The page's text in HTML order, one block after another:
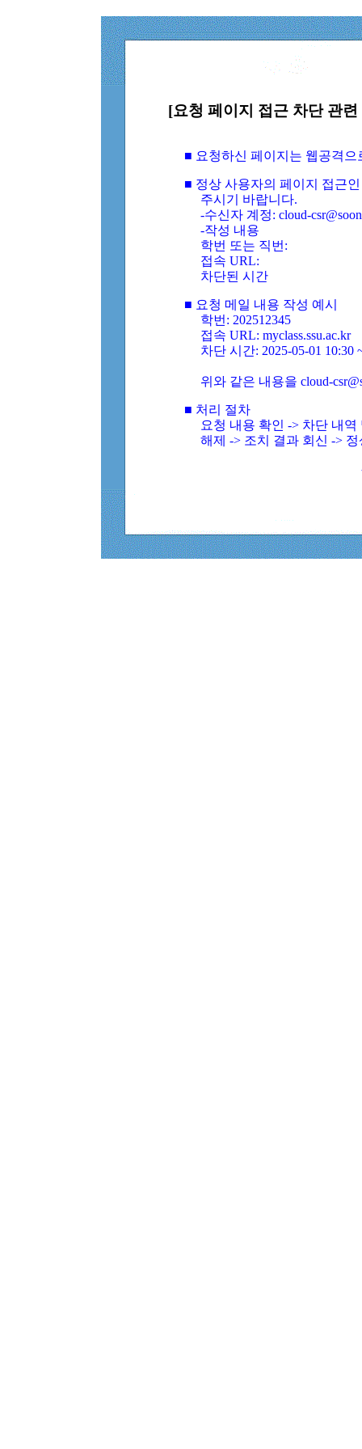
[요청 페이지 접근 차단 관
■ 요청하신 페이지는 웹공격
■ 정상 사용자의 페이지 접근
주시기 바랍니다.
-수신자 계정: cloud-
-작성 내용
학번 또는 직번:
접속 URL:
차단된 시간
■ 요청 메일 내용 작성 예시
학번: 202512345
접속 URL: myclass.ssu.ac.kr
차단 시간: 2025-05-01 10:30
위와 같은 내용을 cloud-
■ 처리 절차
요청 내용 확인 -> 차단 내
해제 -> 조치 결과 회신 ->